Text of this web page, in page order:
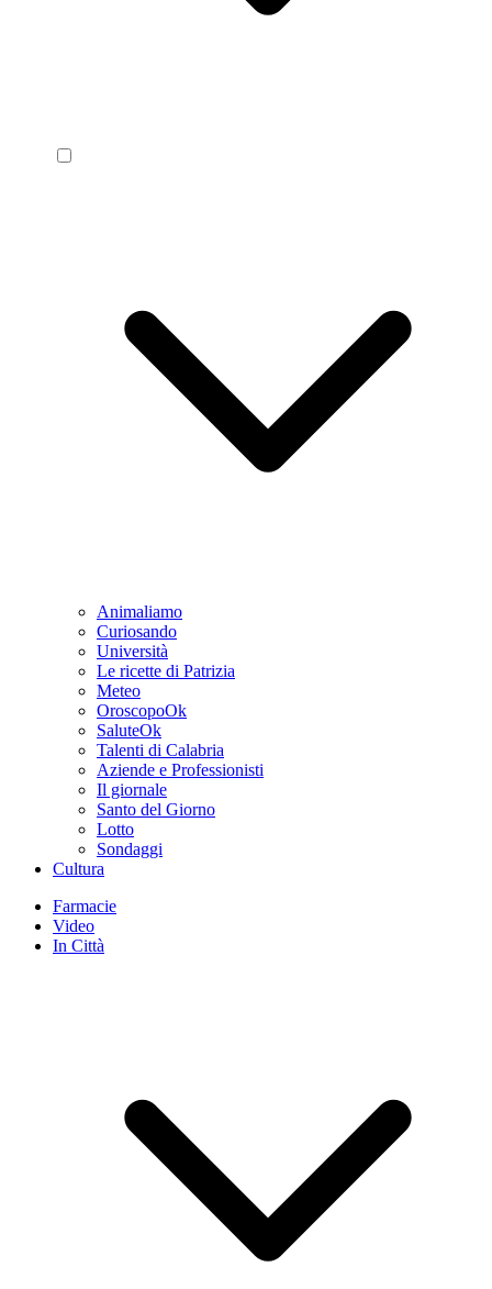
Animaliamo
Curiosando
Università
Le ricette di Patrizia
Meteo
OroscopoOk
SaluteOk
Talenti di Calabria
Aziende e Professionisti
Il giornale
Santo del Giorno
Lotto
Sondaggi
Cultura
Farmacie
Video
In Città